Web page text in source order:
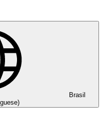
Brasil